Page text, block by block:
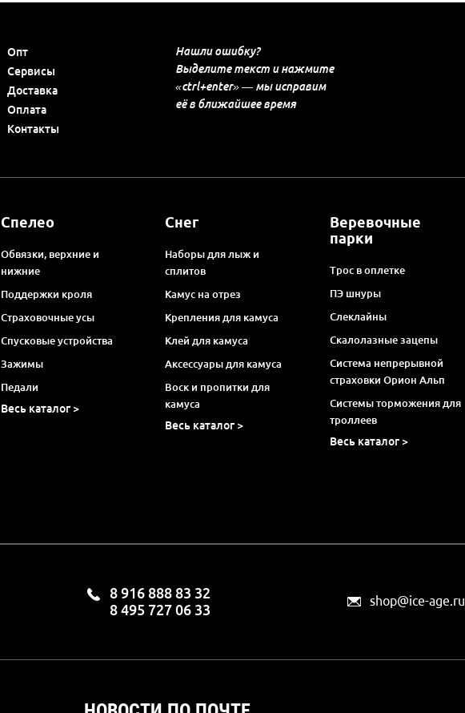
Опт
Сервисы
Доставка
Оплата
Контакты
Нашли ошибку?
Выделите текст и нажмите
«ctrl+enter» — мы исправим
её в ближайшее время
Спелео
Обвязки, верхние и
нижние
Поддержки кроля
Страховочные усы
Спусковые устройства
Зажимы
Педали
Весь каталог >
Снег
Наборы для лыж и
сплитов
Камус на отрез
Крепления для камуса
Клей для камуса
Аксессуары для камуса
Воск и пропитки для
камуса
Весь каталог >
Веревочные
парки
Трос в оплетке
ПЭ шнуры
Слеклайны
Скалолазные зацепы
Система непрерывной
страховки Орион Альп
Системы торможения для
троллеев
Весь каталог >
8 916 888 83 32
8 495 727 06 33
shop@ice-age.ru